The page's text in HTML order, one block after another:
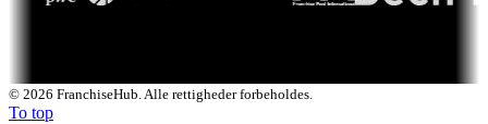
© 2026 FranchiseHub. Alle rettigheder forbeholdes.
To top